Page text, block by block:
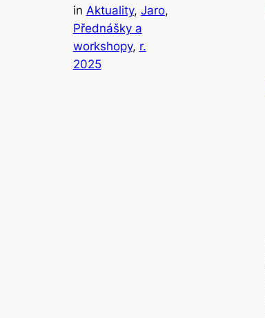
in Aktuality, Jaro
Přednášky a
workshopy, r.
2025